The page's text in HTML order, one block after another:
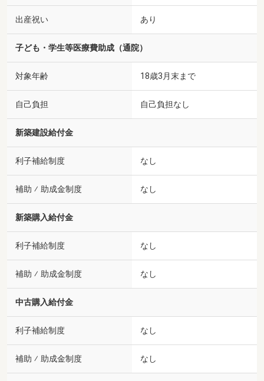
出産祝い あり
子ども・学生等医療費助成（通院）
対象年齢 18歳3月末まで
自己負担 自己負担なし
新築建設給付金
利子補給制度 なし
補助 ⁄ 助成金制度 なし
新築購入給付金
利子補給制度 なし
補助 ⁄ 助成金制度 なし
中古購入給付金
利子補給制度 なし
補助 ⁄ 助成金制度 なし